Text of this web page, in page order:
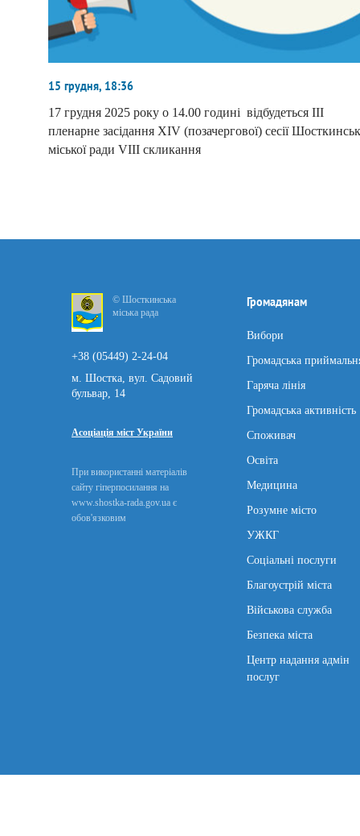
15 грудня, 18:36
17 грудня 2025 року о 14.00 годині відбудеться ІІІ
пленарне засідання ХІV (позачергової) сесії
міської ради VІІІ скликання
© Шосткинська
міська рада
+38 (05449) 2-24-04
м. Шостка, вул. Садовий
бульвар, 14
Асоціація міст України
При використанні матеріалів
сайту гіперпосилання на
www.shostka-rada.gov.ua є
обов'язковим
Громадянам
Вибори
Громадська
Гаряча лінія
Громадська активність
Споживач
Освіта
Медицина
Розумне місто
УЖКГ
Соціальні послуги
Благоустрій міста
Військова служба
Безпека міста
Центр надання адмін
послуг